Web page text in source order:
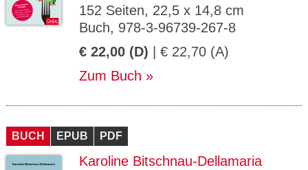
152 Seiten, 22,5 x 14,8 cm
Buch, 978-3-96739-267-8
€ 22,00 (D) | € 22,70 (A)
Zum Buch
BUCH EPUB PDF
Karoline Bitschnau-Dellamaria